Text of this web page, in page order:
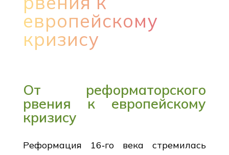
европейскому
кризису
От реформаторского
рвения к европейскому
кризису
Реформация 16‑го века стремилась